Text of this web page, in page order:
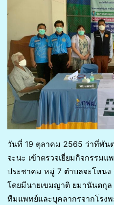
วันที่​ 19​ ตุลาคม​ 2565​ ว่าที่พัน
จะนะ​ เข้าตรวจเยี่ยมกิจกรรม
ประชาคม​ หมู่​ 7​ ตำบลจะโหนง
โดยมีนายเขมญาติ​ ยมานันตกุล​
ทีมแพทย์และบุคลากรจากโรง